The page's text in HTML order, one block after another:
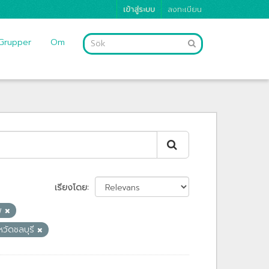
เข้าสู่ระบบ ลงทะเบียน
Om
เรียงโดย
วัดชลบุรี